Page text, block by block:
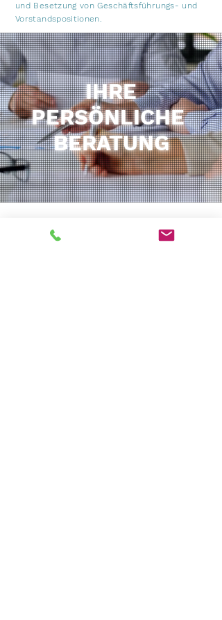
und Besetzung von Geschäftsführungs- und
Vorstandspositionen.
IHRE
PERSÖNLICHE
BERATUNG
Wenn Sie weiterführende Informationen